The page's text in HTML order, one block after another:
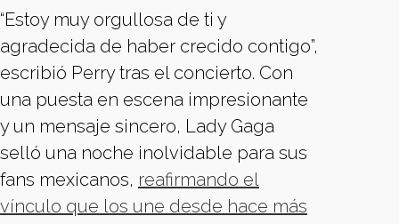
“Estoy muy orgullosa de ti y
agradecida de haber crecido contigo”,
escribió Perry tras el concierto. Con
una puesta en escena impresionante
y un mensaje sincero, Lady Gaga
selló una noche inolvidable para sus
fans mexicanos, reafirmando el
vínculo que los une desde hace más